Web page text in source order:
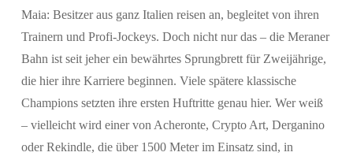
Maia: Besitzer aus ganz Italien reisen an, begleitet von ihren
Trainern und Profi-Jockeys. Doch nicht nur das – die Meraner
Bahn ist seit jeher ein bewährtes Sprungbrett für Zweijährige,
die hier ihre Karriere beginnen. Viele spätere klassische
Champions setzten ihre ersten Huftritte genau hier. Wer weiß
– vielleicht wird einer von Acheronte, Crypto Art, Derganino
oder Rekindle, die über 1500 Meter im Einsatz sind, in